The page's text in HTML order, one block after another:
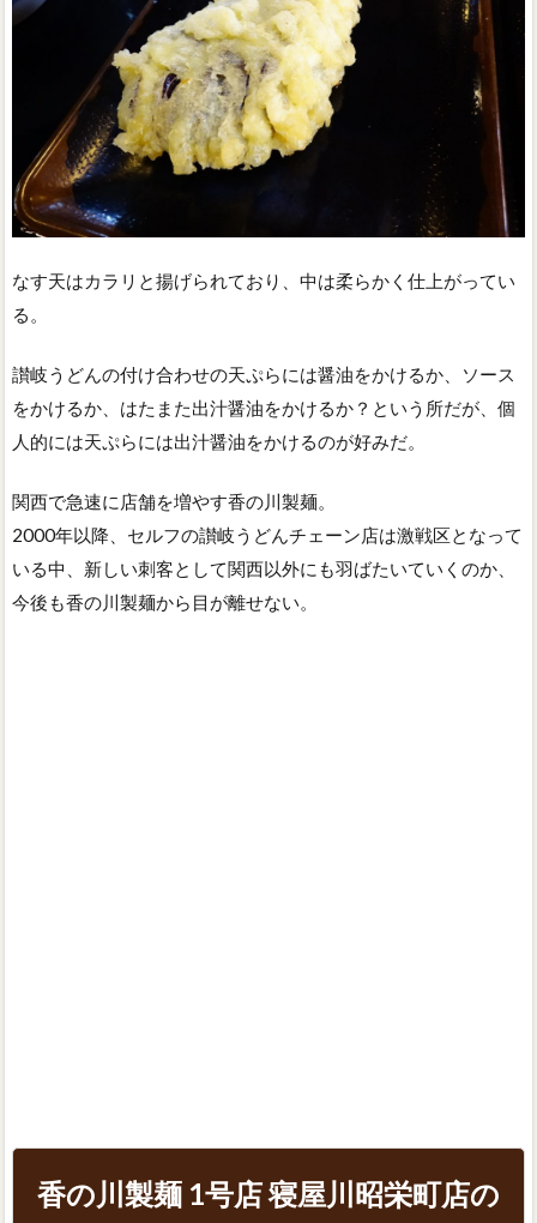
なす天はカラリと揚げられており、中は柔らかく仕上がってい
る。
讃岐うどんの付け合わせの天ぷらには醤油をかけるか、ソース
をかけるか、はたまた出汁醤油をかけるか？という所だが、個
人的には天ぷらには出汁醤油をかけるのが好みだ。
関西で急速に店舗を増やす香の川製麺。
2000年以降、セルフの讃岐うどんチェーン店は激戦区となって
いる中、新しい刺客として関西以外にも羽ばたいていくのか、
今後も香の川製麺から目が離せない。
香の川製麺 1号店 寝屋川昭栄町店の